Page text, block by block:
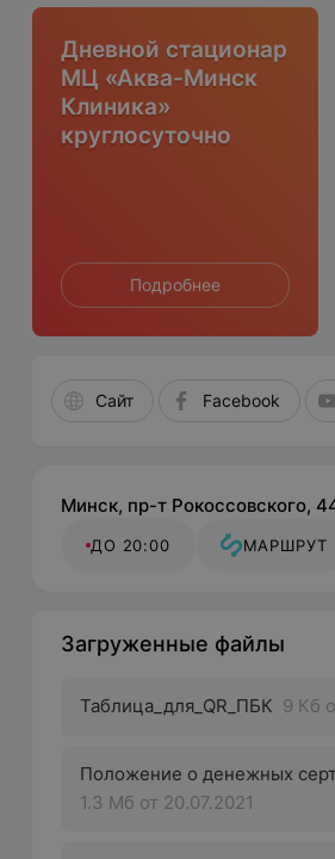
Дневной стационар
МЦ «Аква-Минск
Клиника»
круглосуточно
Подробнее
Сайт Facebook
Минск, пр-т Рокоссовского,
ДО 20:00 МАРШРУТ
Загруженные файлы
Таблица_для_QR_ПБК 9 Кб
Положение о денежных
1.3 Мб от 20.07.2021